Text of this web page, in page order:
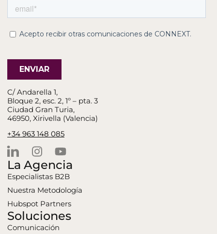
C/ Andarella 1,
Bloque 2, esc. 2, 1º – pta. 3
Ciudad Gran Turia,
46950, Xirivella (Valencia)
+34 963 148 085
La Agencia
Especialistas B2B
Nuestra Metodología
Hubspot Partners
Soluciones
Comunicación